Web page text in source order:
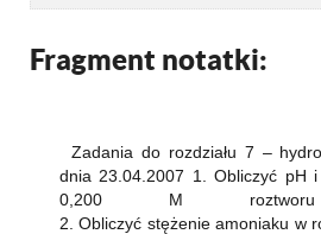
Fragment notatki:
Zadania do rozdziału 7 –
dnia 23.04.2007 1. Obliczyć pH
0,200 M roztworu
2. Obliczyć stężenie amoniaku w